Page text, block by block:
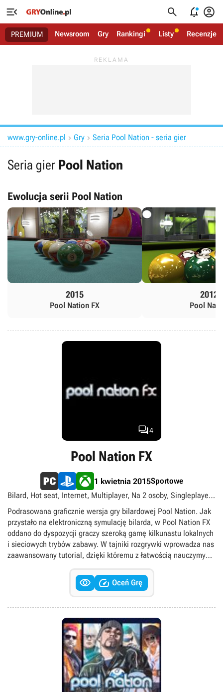
   
PREMIUM Newsroom Gry Rankingi Listy Recenzje
www.gry-online.pl  Gry  Seria Pool Nation - seria gier
Seria gier Pool Nation
Ewolucja serii Pool Nation
2015
Pool Nation FX
2012
Pool
4
Pool Nation FX
1 kwietnia 2015Sportowe
Bilard, Hot seat, Internet, Multiplayer, Na 2 osoby, Singleplayer,
Zagraj za darmo
Podrasowana graficznie wersja gry bilardowej Pool Nation. Jak
przystało na elektroniczną symulację bilarda, w Pool Nation FX
oddano do dyspozycji graczy szeroką gamę kilkunastu lokalnych
i sieciowych trybów zabawy. W tajniki rozgrywki wprowadza nas
zaawansowany tutorial, dzięki któremu z łatwością nauczymy
skomplikowanych trików. Istotą rozgrywki pozostaje
rozbudowany tryb kariery, podczas którego gramy w
trudniejszym przeciwnikom. W miarę postępów odblokowujemy
kolejne stoły, kije i zestawy bil. Nabyte umiejętności sprawdzić
możemy także w szeregu trybów gry pojedynczej lub wariantach
wieloosobowych, w których udział może wziąć równocześnie do
ośmiu graczy. Pool Nation FX prezentuje wysoką jakość oprawy
wizualnej oraz realistyczną fizykę bil. Oprócz ulepszonej grafiki
w wersji FX znajdujemy nowe lokacji i tryby gry, a także
specjalny edytor trików.
  Oceń Grę